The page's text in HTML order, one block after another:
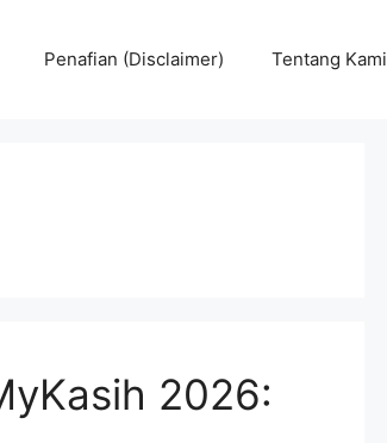
Penafian (Disclaimer) Tentang Kami
2026: